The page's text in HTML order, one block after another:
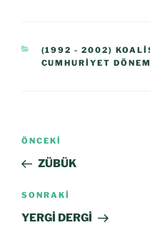
(1992 - 2002)
CUMHURIYET
ÖNCEKI
ZÜBÜK
SONRAKI
YERGİ DERGİ